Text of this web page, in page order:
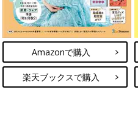
Amazonで購入
楽天ブックスで購入